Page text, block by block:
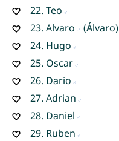
22. Teo
23. Alvaro
(Álvaro)
24. Hugo
25. Oscar
26. Dario
27. Adrian
28. Daniel
29. Ruben